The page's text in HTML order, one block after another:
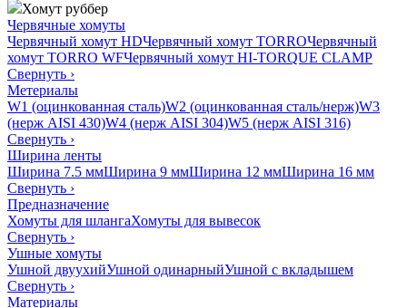
Хомут руббер
Червячные хомуты
Червячный хомут HDЧервячный хомут TORROЧервячный
хомут TORRO WFЧервячный хомут HI-TORQUE CLAMP
Свернуть ›
Метериалы
W1 (оцинкованная сталь)W2 (оцинкованная сталь/нерж)W3
(нерж AISI 430)W4 (нерж AISI 304)W5 (нерж AISI 316)
Свернуть ›
Ширина ленты
Ширина 7.5 ммШирина 9 ммШирина 12 ммШирина 16 мм
Свернуть ›
Предназначение
Хомуты для шлангаХомуты для вывесок
Свернуть ›
Ушные хомуты
Ушной двуухийУшной одинарныйУшной с вкладышем
Свернуть ›
Материалы